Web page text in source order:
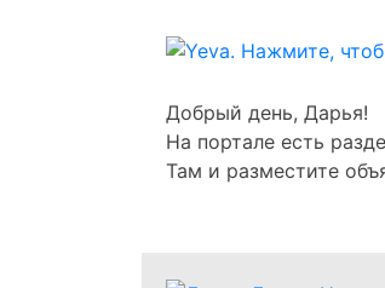
Добрый день, Дарья!
На портале есть
Там и разместите